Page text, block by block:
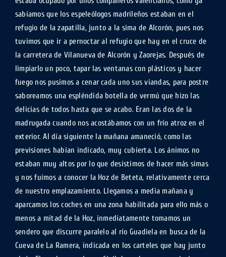
sabíamos que los espeleólogos madrileños estaban en el
refugio de la zapatilla, junto a la sima de Alcorón, pues nos
tuvimos que ir a pernoctar al refugio que hay en el cruce de
la carretera de Vilanueva de Alcorón y Zaorejas. Después de
limpiarlo un poco, tapar las ventanas con plásticos y hacer
fuego nos pusimos a cenar cada uno sus viandas, para postre
saboreamos una espléndida botella de vermú que hizo las
delicias de todos hasta que se acabo. Eran las dos de la
madrugada cuando nos acostábamos con un frío atroz en el
exterior. Al día siguiente la mañana amaneció, como las
previsiones habían indicado, muy cubierta. Los ánimos no
estaban muy altos por lo que desistimos de hacer más simas
y nos fuimos a conocer la Hoz de Beteta, relativamente cerca
de nuestro emplazamiento. Llegamos a media mañana y
aparcamos los coches en una zona habilitada para ello más o
menos a mitad de la Hoz, inmediatamente tomamos un
sendero que discurre paralelo al río Guadiela en busca de la
Cueva de La Ramera, indicada en los carteles que hay junto